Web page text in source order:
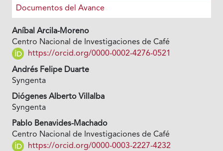
Documentos del Avance
Aníbal Arcila-Moreno
Centro Nacional de Investigaciones de Café
https://orcid.org/0000-0002-4276-0521
Andrés Felipe Duarte
Syngenta
Diógenes Alberto Villalba
Syngenta
Pablo Benavides-Machado
Centro Nacional de Investigaciones de Café
https://orcid.org/0000-0003-2227-4232